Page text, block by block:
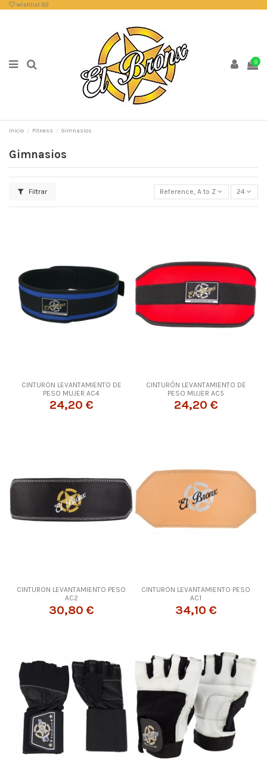
Wishlist (0)
0
Inicio Fitness Gimnasios
Gimnasios
Filtrar Reference, A to Z 24
CINTURON LEVANTAMIENTO DE
PESO MUJER AC4
24,20 €
CINTURÓN LEVANTAMIENTO DE
PESO MUJER AC5
24,20 €
CINTURON LEVANTAMIENTO PESO
AC2
30,80 €
CINTURON LEVANTAMIENTO PESO
AC1
34,10 €